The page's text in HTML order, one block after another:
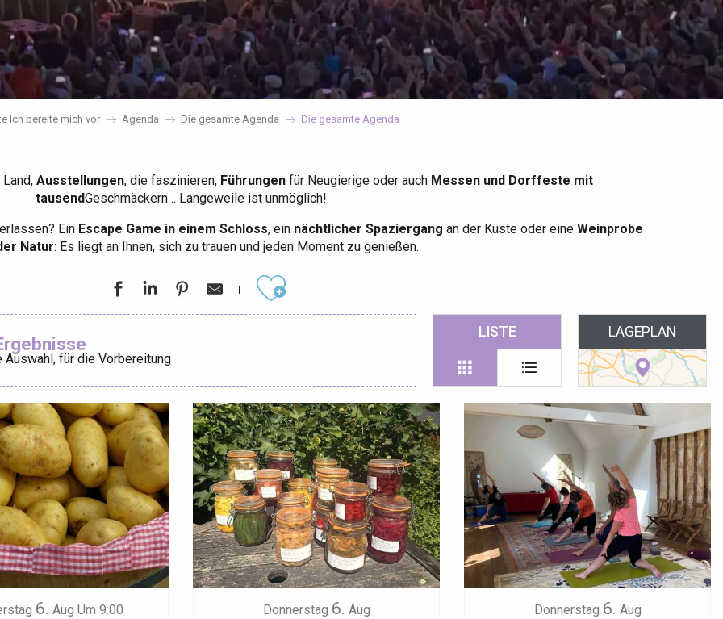
Lille 2h30
Bresle
Ich bereite mich vor Agenda Die gesamte Agenda Die gesamte Agenda
Ausstellungen, die faszinieren, Führungenfür Neugierige oder auch Messen und Dorffeste mit
tausendGeschmäckern… Langeweile ist unmöglich!
Ein Escape Game in einem Schloss, ein nächtlicher Spaziergang an der Küste oder eine Weinprobe
Natur: Es liegt an Ihnen, sich zu trauen und jeden Moment zu genießen.
Ajouter aux favoris
Auswahl, für die Vorbereitung
LISTE LAGEPLAN
6. Aug Um 9:00 Donnerstag 6. Aug Donnerstag 6. Aug